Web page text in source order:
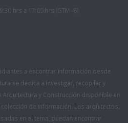
hrs a 17:00 hrs (GTM -6)
a encontrar información desde
se dedica a investigar, recopilar y
y Construcción disponible en
de información. Los arquitectos,
en el tema, puedan encontrar